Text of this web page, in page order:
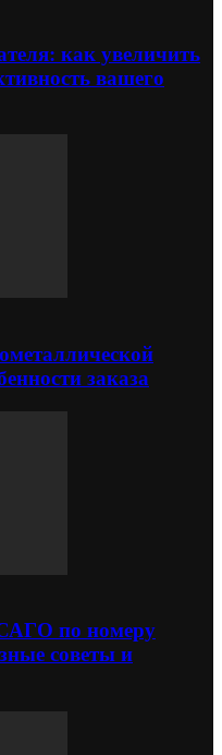
как увеличить
вашего
заказа
по номеру
советы и